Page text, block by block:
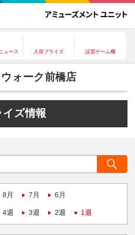
ュース 入荷プライズ 設置ゲーム機
ォーク前橋店
イズ情報
8月 7月 6月
4週 3週 2週 1週